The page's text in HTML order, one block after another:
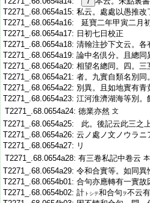
T2271_.68.0654a15: 私云。處處以愚推改
T2271_.68.0654a16:
延寶二年甲寅二月
T2271_.68.0654a17: 日初七日校正
T2271_.68.0654a18: 清翰注抄下文云。各
T2271_.68.0654a19: 論中名倶分。且總同
T2271_.68.0654a20: 相望名總同。四。三
T2271_.68.0654a21: 者。九實自類名別同
T2271_.68.0654a22: 別異。且如地實有青
T2271_.68.0654a23: 江河淮濟湖海等別。
T2271_.68.0654a24: 徳業亦然 文
T2271_.68.0654a25:
此。後記云此三之
T2271_.68.0654a26: 云ノ處ノ文ノウラニ
T2271_.68.0654a27: リ
T2271_.68.0654a28: 有三卷私記中卷云
T2271_.68.0654a29: 令和合實等。如同異
T2271_.68.0654b01: 合句亦應轉有一實故
T2271_.68.0654b02: 計 トシテ和合句 ヲ不云